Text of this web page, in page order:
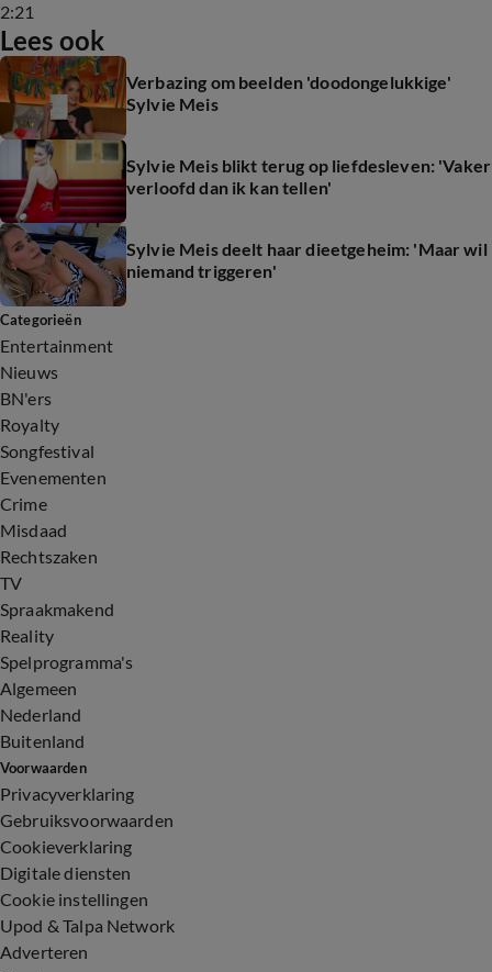
2:21
Lees ook
Verbazing om beelden 'doodongelukkige'
Sylvie Meis
Sylvie Meis blikt terug op liefdesleven: 'Vaker
verloofd dan ik kan tellen'
Sylvie Meis deelt haar dieetgeheim: 'Maar wil
niemand triggeren'
Categorieën
Entertainment
Nieuws
BN'ers
Royalty
Songfestival
Evenementen
Crime
Misdaad
Rechtszaken
TV
Spraakmakend
Reality
Spelprogramma's
Algemeen
Nederland
Buitenland
Voorwaarden
Privacyverklaring
Gebruiksvoorwaarden
Cookieverklaring
Digitale diensten
Cookie instellingen
Upod & Talpa Network
Adverteren